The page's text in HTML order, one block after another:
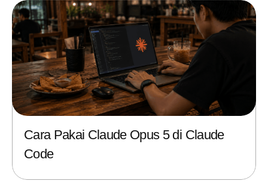
Cara Pakai Claude Opus 5 di Claude
Code